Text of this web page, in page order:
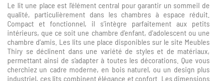
Le lit une place est l'élément central pour garantir un sommeil de
qualité, particulièrement dans les chambres à espace réduit.
Compact et fonctionnel, il s’intègre parfaitement aux petits
intérieurs, que ce soit une chambre d'enfant, d'adolescent ou une
chambre d'amis. Les lits une place disponibles sur le site Meubles
Thiry se déclinent dans une variété de styles et de matériaux,
permettant ainsi de s’adapter à toutes les décorations. Que vous
cherchiez un cadre moderne, en bois naturel, ou un design plus
industriel, ces lits combinent élégance et confort. Les dimensions